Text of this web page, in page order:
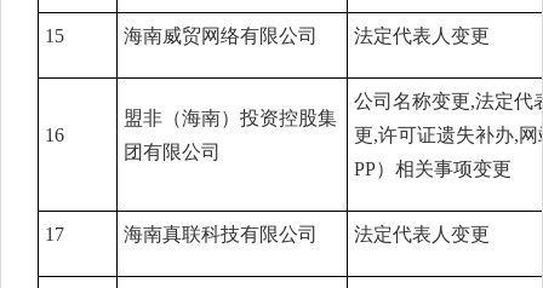
15 海南威贸网络有限公司 法定代表人变更
16
盟非（海南）投资控股集
团有限公司
公司名称变更,法定代
更,许可证遗失补办,
PP）相关事项变更
17 海南真联科技有限公司 法定代表人变更